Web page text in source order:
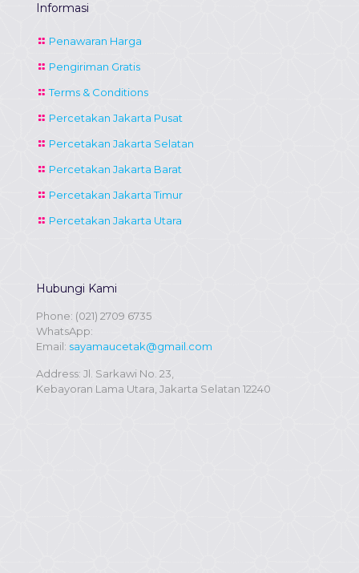
Informasi
Penawaran Harga
Pengiriman Gratis
Terms & Conditions
Percetakan Jakarta Pusat
Percetakan Jakarta Selatan
Percetakan Jakarta Barat
Percetakan Jakarta Timur
Percetakan Jakarta Utara
Hubungi Kami
Phone: (021) 2709 6735
WhatsApp:
Email: sayamaucetak@gmail.com
Address: Jl. Sarkawi No. 23,
Kebayoran Lama Utara, Jakarta Selatan 12240